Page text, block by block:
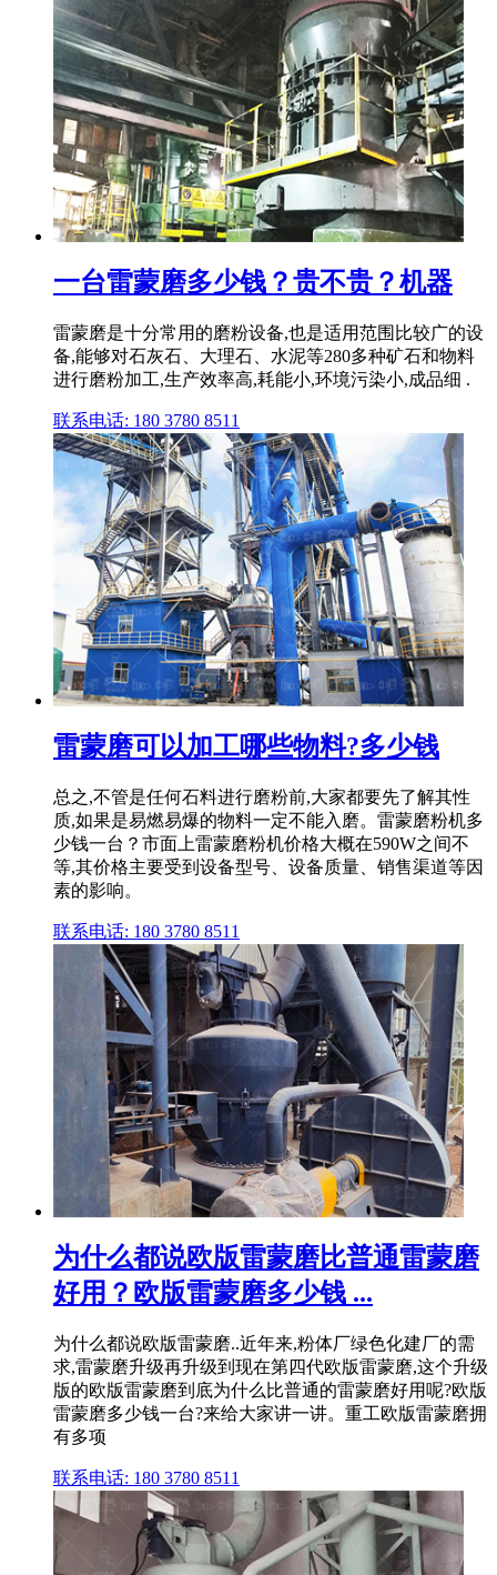
一台雷蒙磨多少钱？贵不贵？机器
雷蒙磨是十分常用的磨粉设备,也是适用范围比较广的设
备,能够对石灰石、大理石、水泥等280多种矿石和物料
进行磨粉加工,生产效率高,耗能小,环境污染小,成品细 .
联系电话: 180 3780 8511
雷蒙磨可以加工哪些物料?多少钱
总之,不管是任何石料进行磨粉前,大家都要先了解其性
质,如果是易燃易爆的物料一定不能入磨。雷蒙磨粉机多
少钱一台？市面上雷蒙磨粉机价格大概在590W之间不
等,其价格主要受到设备型号、设备质量、销售渠道等因
素的影响。
联系电话: 180 3780 8511
为什么都说欧版雷蒙磨比普通雷蒙磨
好用？欧版雷蒙磨多少钱 ...
为什么都说欧版雷蒙磨..近年来,粉体厂绿色化建厂的需
求,雷蒙磨升级再升级到现在第四代欧版雷蒙磨,这个升级
版的欧版雷蒙磨到底为什么比普通的雷蒙磨好用呢?欧版
雷蒙磨多少钱一台?来给大家讲一讲。重工欧版雷蒙磨拥
有多项
联系电话: 180 3780 8511